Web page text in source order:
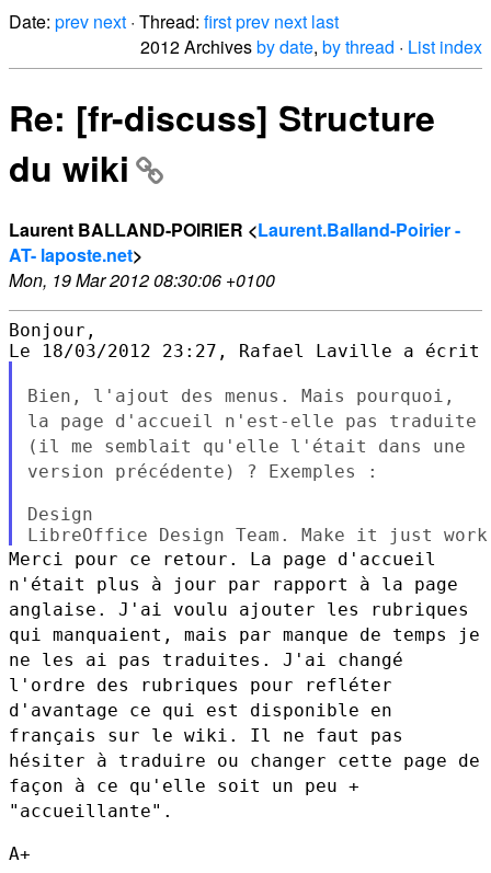
Date: prev next · Thread: firstprev next last
2012 Archivesby date, by thread · List index
Re: [fr-discuss] Structure
du wiki
Laurent BALLAND-POIRIER <Laurent.Balland-Poirier -
AT- laposte.net>
Mon, 19 Mar 2012 08:30:06 +0100
Bonjour,
Bien, l'ajout des menus. Mais pourquoi,
la page d'accueil n'est-elle pas traduite
(il me semblait qu'elle l'était dans une
version précédente) ? Exemples :
Design
Merci pour ce retour. La page d'accueil
n'était plus à jour par rapport à la page
anglaise. J'ai voulu ajouter les rubriques
qui manquaient, mais par manque de temps je
ne les ai pas traduites. J'ai changé
l'ordre des rubriques pour refléter
d'avantage ce qui est disponible en
français sur le wiki. Il ne faut pas
hésiter à traduire ou changer cette page de
façon à ce qu'elle soit un peu +
"accueillante".
A+